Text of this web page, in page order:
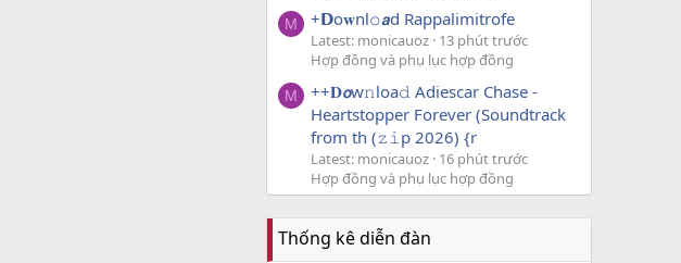
M +𝗗o𝐰nl𝚘𝙖d Rappalimitrofe
Latest: monicauoz 13 phút trước
Hợp đồng và phụ lục hợp đồng
M
++𝐃𝙤w𝚗loa𝚍 Adiescar Chase -
Heartstopper Forever (Soundtrack
from th (𝚣𝚒p 2026) {r
Latest: monicauoz 16 phút trước
Hợp đồng và phụ lục hợp đồng
Thống kê diễn đàn